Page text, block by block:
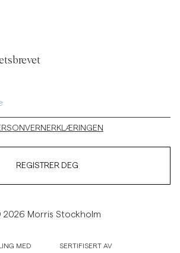
REGISTRER DEG
2026 Morris Stockholm
MED SERTIFISERT AV